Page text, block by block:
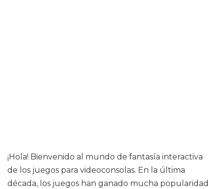
¡Hola! Bienvenido al mundo de fantasía interactiva
de los juegos para videoconsolas. En la última
década, los juegos han ganado mucha popularidad